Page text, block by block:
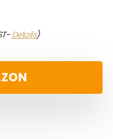
Details)